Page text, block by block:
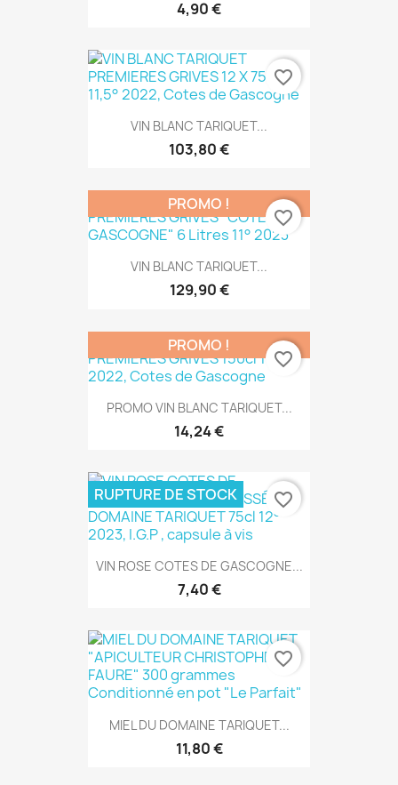
4,90 €
VIN BLANC TARIQUET...
103,80 €
favorite_border
VIN BLANC TARIQUET...
129,90 €
PROMO !
favorite_border
PROMO VIN BLANC TARIQUET...
14,24 €
PROMO !
favorite_border
VIN ROSE COTES DE GASCOGNE...
7,40 €
RUPTURE DE STOCK favorite_border
MIEL DU DOMAINE TARIQUET...
11,80 €
favorite_border